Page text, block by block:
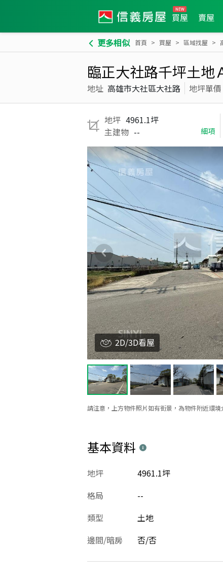
買屋 賣屋
更多相似 首頁 買屋 區域找屋
臨正大社路千坪土地
地址 高雄市大社區大社路 地坪單價
地坪 4961.1坪
主建物 -- 細項
請注意，上方物件照片如有街景，為物件附近環境
2D/3D看屋
基本資料
地坪 4961.1坪
格局
--
類型
土地
邊間/暗房
否/否